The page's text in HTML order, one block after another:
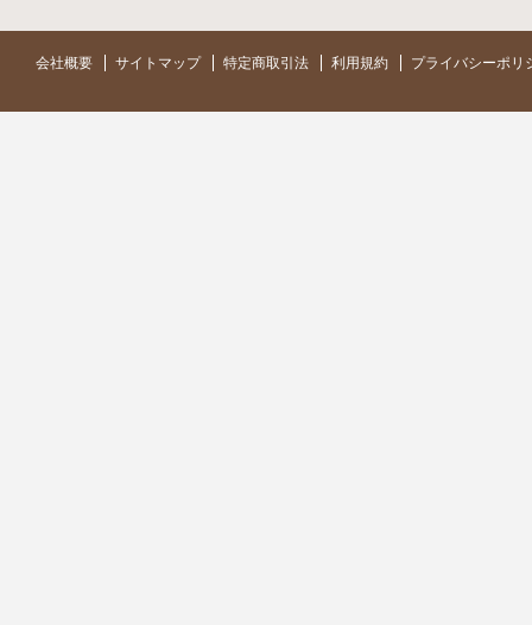
会社概要 サイトマップ 特定商取引法 利用規約 プライバシーポリ